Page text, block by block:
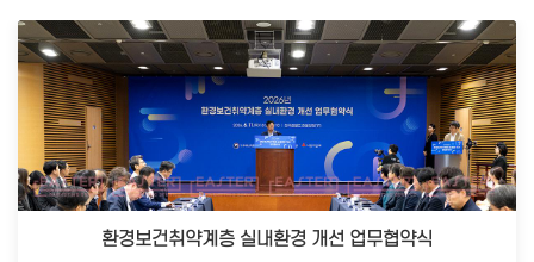
환경보건취약계층 실내환경 개선 업무협약식